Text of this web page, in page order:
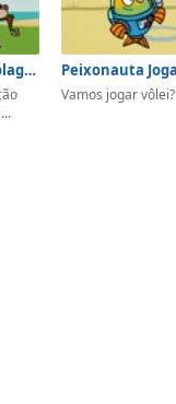
Peixonauta: Colagem
Vamos jogar vôlei?